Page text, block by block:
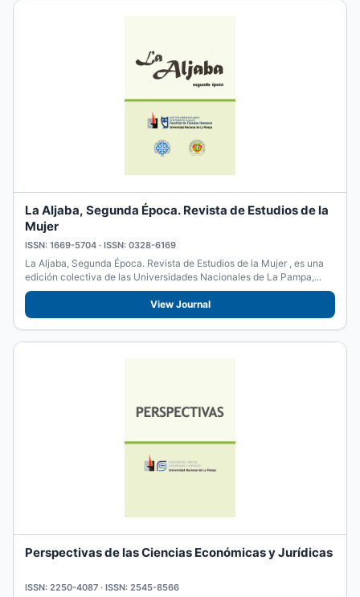
La Aljaba, Segunda Época. Revista de Estudios de la
Mujer
ISSN: 1669-5704 · ISSN: 0328-6169
La Aljaba, Segunda Época. Revista de Estudios de la Mujer , es una
edición colectiva de las Universidades Nacionales de La Pampa,...
View Journal
Perspectivas de las Ciencias Económicas y Jurídicas
ISSN: 2250-4087 · ISSN: 2545-8566